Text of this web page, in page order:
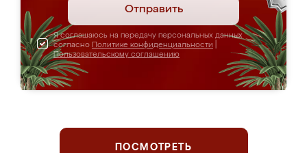
Отправить
Я соглашаюсь на передачу персональных данных
согласно Политике конфиденциальности
Пользовательскому соглашению
ПОСМОТРЕТЬ